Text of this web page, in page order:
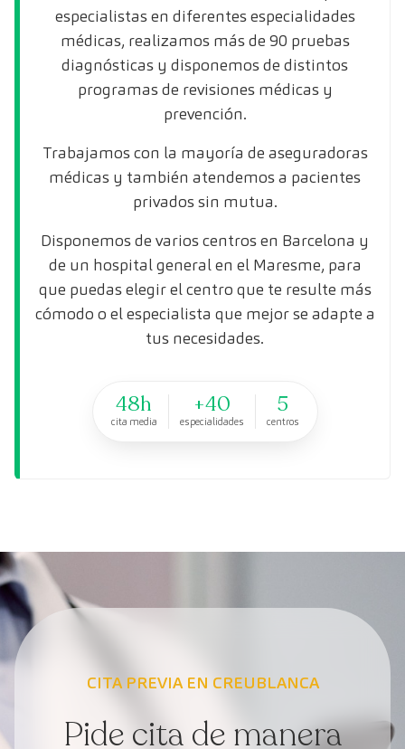
especialistas en diferentes especialidades
médicas, realizamos más de 90 pruebas
diagnósticas y disponemos de distintos
programas de revisiones médicas y
prevención.
Trabajamos con la mayoría de aseguradoras
médicas y también atendemos a pacientes
privados sin mutua.
Disponemos de varios centros en Barcelona y
de un hospital general en el Maresme, para
que puedas elegir el centro que te resulte más
cómodo o el especialista que mejor se adapte a
tus necesidades.
48h
cita media
+40
especialidades
5
centros
CITA PREVIA EN CREUBLANCA
Pide cita de manera